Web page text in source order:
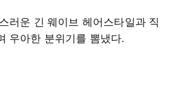
러운 긴 웨이브 헤어스타일과 직
우아한 분위기를 뽐냈다.